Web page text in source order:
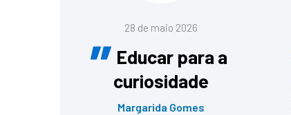
28 de maio 2026
Educar para a
curiosidade
Margarida Gomes